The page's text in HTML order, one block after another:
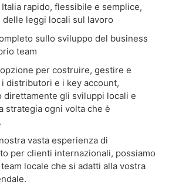
rapido, flessibile e semplice,
leggi locali sul lavoro
sullo sviluppo del business
team
per costruire, gestire e
distributori e i key account,
direttamente gli sviluppi locali e
strategia ogni volta che è
vasta esperienza di
per clienti internazionali, possiamo
locale che si adatti alla vostra